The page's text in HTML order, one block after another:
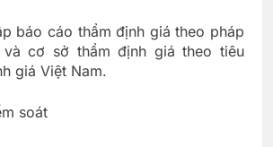
báo cáo thẩm định giá theo pháp
và cơ sở thẩm định giá theo tiêu
giá Việt Nam.
soát